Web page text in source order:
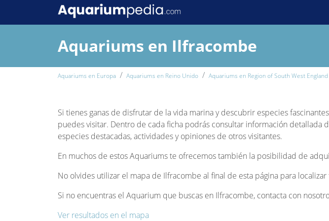
Aquariums en Ilfracombe
Aquariums en Europa Aquariums en Reino Unido Aquariums en Region of South West England
Si tienes ganas de disfrutar de la vida marina y descubrir especies
puedes visitar. Dentro de cada ficha podrás consultar información
especies destacadas, actividades y opiniones de otros visitantes.
En muchos de estos Aquariums te ofrecemos también la posibilidad de
No olvides utilizar el mapa de Ilfracombe al final de esta página para
Si no encuentras el Aquarium que buscas en Ilfracombe, contacta con
Ver resultados en el mapa